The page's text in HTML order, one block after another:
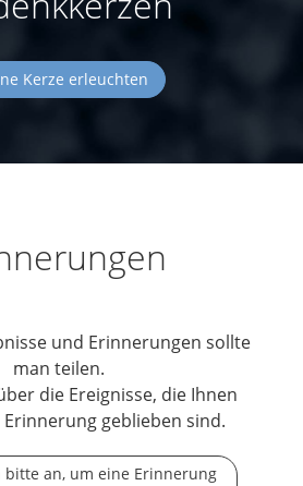
Kerze erleuchten
und Erinnerungen sollte
man teilen.
die Ereignisse, die Ihnen
geblieben sind.
bitte an, um eine Erinnerung